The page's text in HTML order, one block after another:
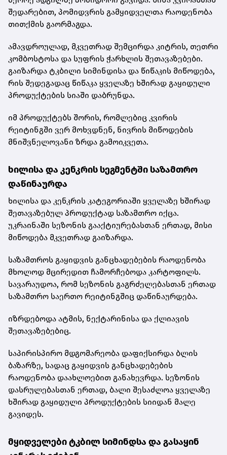
შედარებით, პომიდვრის გამყიდველთა რაოდენობა
თითქმის გაორმაგდა.
ამავდროულად, მკვეთრად შემცირდა კიტრის, თეთრი
კომბოსტოსა და სუფრის ჭარხლის შეთავაზებები.
გაიზარდა ტკბილი სიმინდისა და წიწაკის მიწოდება,
რის შედეგადაც წიწაკა ყველაზე ხშირად გაყიდული
პროდუქტების სიაში დაბრუნდა.
იმ პროდუქტებს შორის, რომლებიც კვირის
რეიტინგში ვერ მოხვდნენ, ნივრის მიწოდების
მნიშვნელოვანი ზრდა გამოიკვეთა.
ხილისა და კენკრის სეგმენტში საზამთრო
დაწინაურდა
ხილისა და კენკრის კატეგორიაში ყველაზე ხშირად
შეთავაზებულ პროდუქტად საზამთრო იქცა.
უკრაინაში სეზონის გააქტიურებასთან ერთად, მისი
მიწოდება მკვეთრად გაიზარდა.
საზამთროს გაყიდვის განცხადებების რაოდენობა
მხოლოდ მცირედით ჩამორჩებოდა კარტოფილს.
სავარაუდოა, რომ სეზონის გაგრძელებასთან ერთად
საზამთრო საერთო რეიტინგშიც დაწინაურდება.
იზრდებოდა ატმის, ნექტარინისა და ქლიავის
შეთავაზებებიც.
საპირისპირო მდგომარეობა დაფიქსირდა ბლის
ბაზარზე, სადაც გაყიდვის განცხადებების
რაოდენობა დაახლოებით განახევრდა. სეზონის
დასრულებასთან ერთად, ბალი შესაძლოა ყველაზე
ხშირად გაყიდული პროდუქტების სიიდან მალე
გავიდეს.
მყიდველები ტკბილ სიმინდსა და გასაყინ